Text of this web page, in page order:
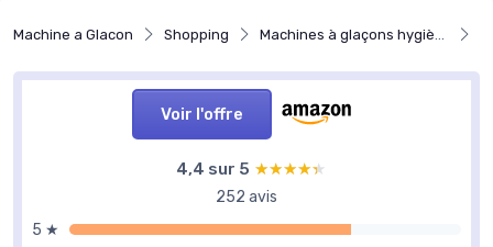
Machine a Glacon Shopping Machines à glaçons hygiène et entretien
Voir l'offre
4,4 sur 5 ★★★★★
★★★★★
252 avis
5 ★